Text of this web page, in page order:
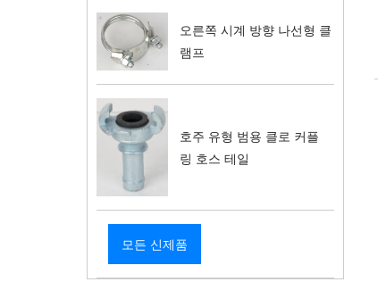
오른쪽 시계 방향 나선형 클
램프
호주 유형 범용 클로 커플
링 호스 테일
모든 신제품